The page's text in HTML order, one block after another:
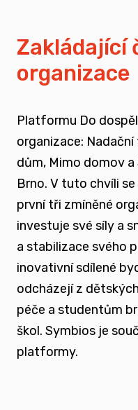
spojovat sílu
zapojovat se
souvisí i se
jako takového
nést a
vyrůstali mimo
rozvíjet dialog
spojené se
podporovat
Zakládající
organizace
Platformu Do
organizace:
dům, Mimo domov
Brno. V tuto chvíli
první tři zmíněné
investuje své síly a
a stabilizace svého
inovativní sdílené
odcházejí z
péče a studentům
škol. Symbios je
platformy.